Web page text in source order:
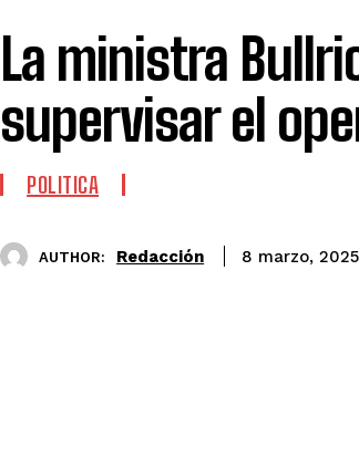
La ministra
supervisar el
POLITICA
AUTHOR: Redacción 8 marzo, 2025